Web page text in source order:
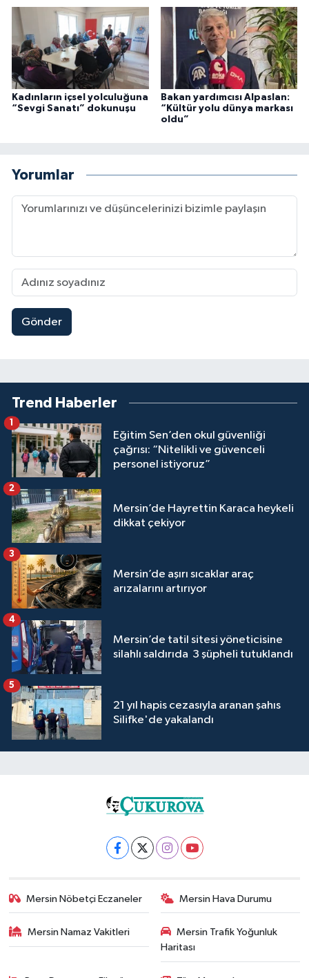
Kadınların içsel yolculuğuna
“Sevgi Sanatı” dokunuşu
Bakan yardımcısı Alpaslan:
“Kültür yolu dünya markası
oldu”
Yorumlar
Gönder
Trend Haberler
Eğitim Sen’den okul güvenliği
çağrısı: “Nitelikli ve güvenceli
personel istiyoruz”
1
Mersin’de Hayrettin Karaca heykeli
dikkat çekiyor
2
Mersin’de aşırı sıcaklar araç
arızalarını artırıyor
3
Mersin’de tatil sitesi yöneticisine
silahlı saldırıda 3 şüpheli tutuklandı
4
21 yıl hapis cezasıyla aranan şahıs
Silifke'de yakalandı
5
Mersin Nöbetçi Eczaneler Mersin Hava Durumu
Mersin Namaz Vakitleri
Mersin Trafik Yoğunluk
Haritası